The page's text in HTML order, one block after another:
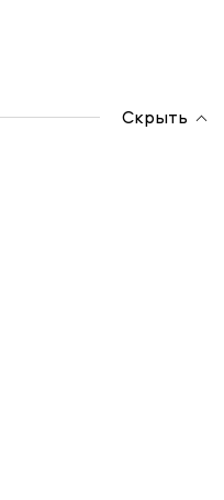
Скрыть